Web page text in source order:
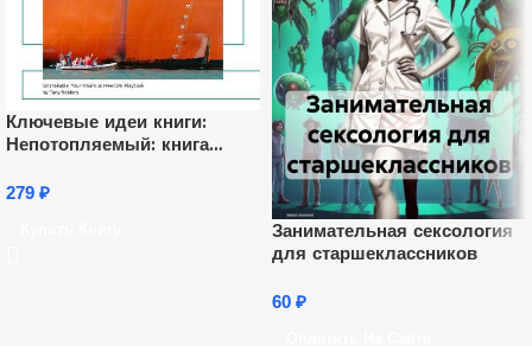
Ключевые идеи книги:
Непотопляемый: книга
свободы. Тони Роббинс,
279 ₽
Занимательная сексология
для старшеклассников
60 ₽